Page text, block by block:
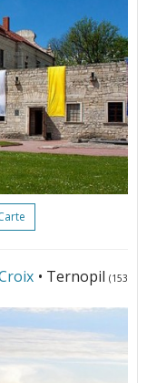
• Ternopil (153